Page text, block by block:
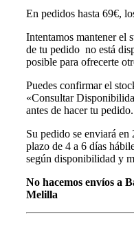
En pedidos hasta 69€,
Intentamos mantener el
de tu pedido no está
posible para ofrecerte
Puedes confirmar el
«Consultar
antes de hacer tu pedido.
Su pedido se enviará en
plazo de 4 a 6 días
según disponibilidad y
No hacemos envíos a
Melilla